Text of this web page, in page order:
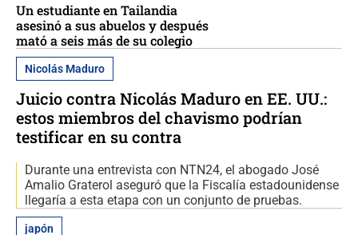
Un estudiante en Tailandia
asesinó a sus abuelos y después
mató a seis más de su colegio
Nicolás Maduro
Juicio contra Nicolás Maduro en EE. UU.:
estos miembros del chavismo podrían
testificar en su contra
Durante una entrevista con NTN24, el abogado José
Amalio Graterol aseguró que la Fiscalía estadounidense
llegaría a esta etapa con un conjunto de pruebas.
japón